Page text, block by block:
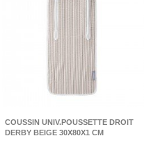
COUSSIN UNIV.POUSSETTE DROIT
DERBY BEIGE 30X80X1 CM